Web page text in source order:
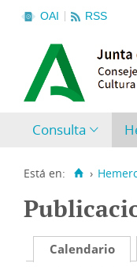
OAI RSS
Consulta
Está en: ›
Calendario